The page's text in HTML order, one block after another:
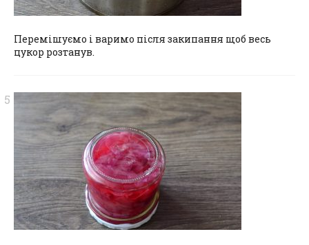
Перемішуємо і варимо після закипання щоб весь
цукор розтанув.